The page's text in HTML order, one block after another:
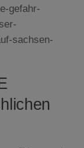
gefahr-
sachsen-